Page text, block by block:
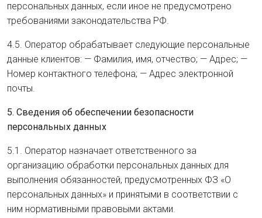
персональных данных, если иное не предусмотрено
требованиями законодательства РФ.
4.5. Оператор обрабатывает следующие персональные
данные клиентов: — Фамилия, имя, отчество; — Адрес; —
Номер контактного телефона; — Адрес электронной
почты.
5. Сведения об обеспечении безопасности
персональных данных
5.1. Оператор назначает ответственного за
организацию обработки персональных данных для
выполнения обязанностей, предусмотренных ФЗ «О
персональных данных» и принятыми в соответствии с
ним нормативными правовыми актами.